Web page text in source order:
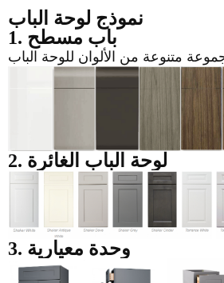
نموذج لوحة الباب
1. باب مسطح
2. لوحة الباب الغائرة
3. وحدة معيارية